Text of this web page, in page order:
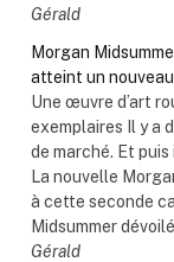
Gérald
Morgan
atteint un
Une œuvre d’art
exemplaires Il y a
de marché. Et puis
La nouvelle
à cette seconde
Midsummer
Gérald